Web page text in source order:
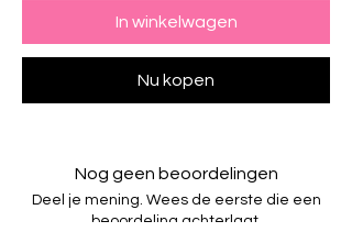
In winkelwagen
Nu kopen
Nog geen beoordelingen
Deel je mening. Wees de eerste die een
beoordeling achterlaat.